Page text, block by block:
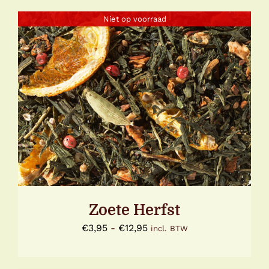
€19,10
Niet op voorraad
DETAILS
Zoete Herfst
€3,95 - €12,95Prijsklasse:
incl. BTW